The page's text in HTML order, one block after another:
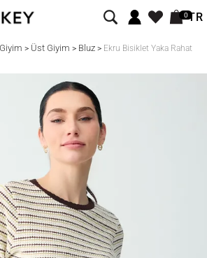
0TR
> Üst Giyim > Bluz> Ekru Bisiklet Yaka Rahat